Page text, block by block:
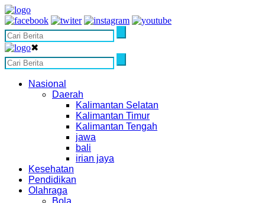
✖
Nasional
Daerah
Kalimantan Selatan
Kalimantan Timur
Kalimantan Tengah
jawa
bali
irian jaya
Kesehatan
Pendidikan
Olahraga
Bola